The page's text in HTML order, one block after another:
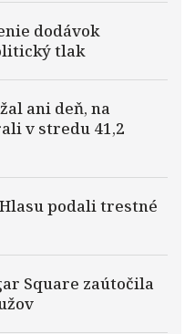
dodávok
tlak
ani deň, na
v stredu 41,2
podali trestné
Square zaútočila